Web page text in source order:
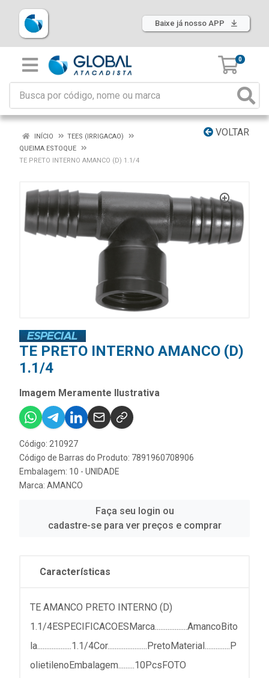
Baixe já nosso APP
0
VOLTAR
INÍCIO
TEES (IRRIGACAO)
QUEIMA ESTOQUE
TE PRETO INTERNO AMANCO (D) 1.1/4
TE PRETO INTERNO AMANCO (D)
1.1/4
Imagem Meramente Ilustrativa
Código: 210927
Código de Barras do Produto: 7891960708906
Embalagem: 10 - UNIDADE
Marca: AMANCO
Faça seu login ou
cadastre-se para ver preços e comprar
Características
TE AMANCO PRETO INTERNO (D)
1.1/4ESPECIFICACOESMarca..................AmancoBito
la...................1.1/4Cor......................PretoMaterial..............P
olietilenoEmbalagem.........10PcsFOTO